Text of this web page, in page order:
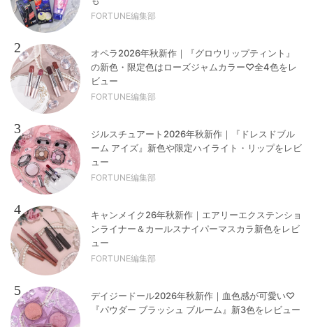
FORTUNE編集部
2
オペラ2026年秋新作｜『グロウリップティント』
の新色・限定色はローズジャムカラー♡全4色をレ
ビュー
FORTUNE編集部
3
ジルスチュアート2026年秋新作｜『ドレスドブル
ーム アイズ』新色や限定ハイライト・リップをレビ
ュー
FORTUNE編集部
4
キャンメイク26年秋新作｜エアリーエクステンショ
ンライナー＆カールスナイパーマスカラ新色をレビ
ュー
FORTUNE編集部
5
デイジードール2026年秋新作｜血色感が可愛い♡
『パウダー ブラッシュ ブルーム』新3色をレビュー